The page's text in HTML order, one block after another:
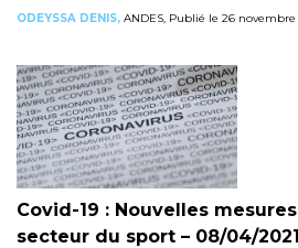
ODEYSSA DENIS, ANDES, Publié le 26 novembre
Covid-19 : Nouvelles
secteur du sport – 08/04/